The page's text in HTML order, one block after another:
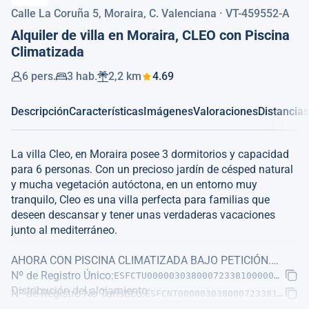
Calle La Coruña 5, Moraira, C. Valenciana · VT-459552-A
Alquiler de villa en Moraira, CLEO con Piscina
Climatizada
6 pers. 3 hab. 2,2 km 4.69
DescripciónCaracterísticas ImágenesValoracionesDistancias
La villa Cleo, en Moraira posee 3 dormitorios y capacidad
para 6 personas. Con un precioso jardín de césped natural
y mucha vegetación autóctona, en un entorno muy
tranquilo, Cleo es una villa perfecta para familias que
deseen descansar y tener unas verdaderas vacaciones
junto al mediterráneo.
AHORA CON PISCINA CLIMATIZADA BAJO PETICIÓN.
Distribución del alojamiento:
Nº de Registro Único:
Nº de Registro No Turístico: